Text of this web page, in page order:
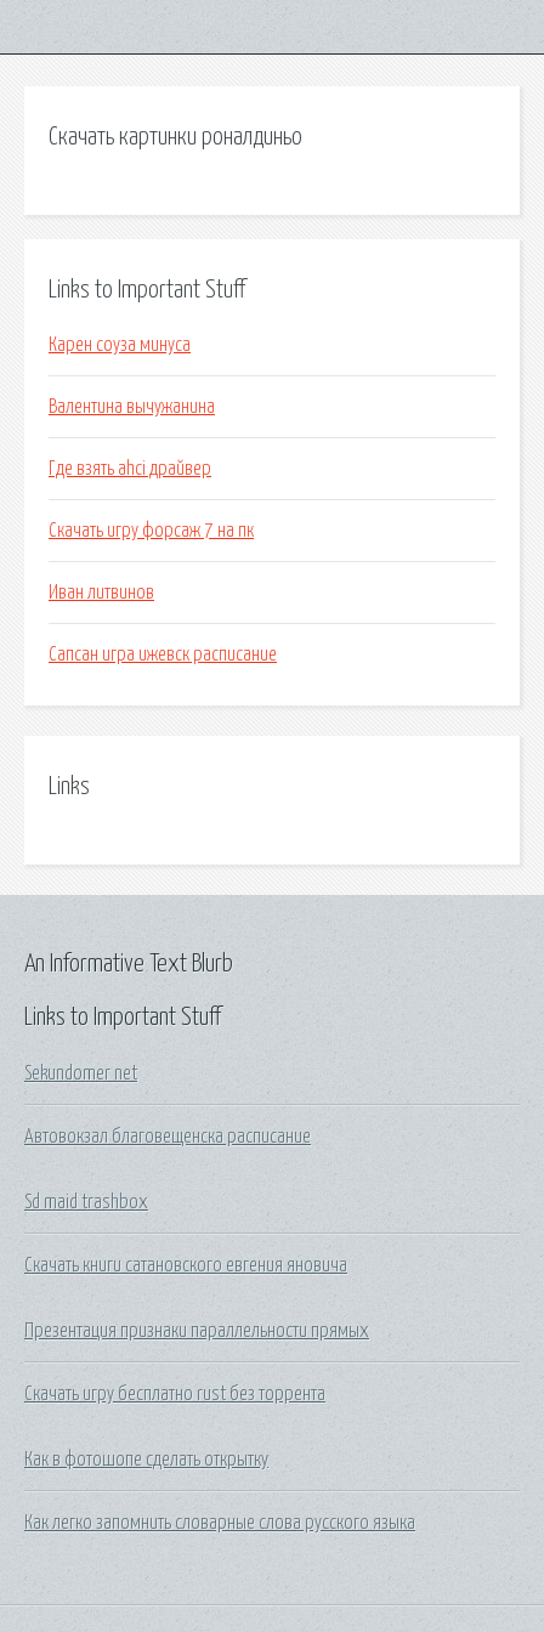
Скачать картинки роналдиньо
Links to Important Stuff
Карен соуза минуса
Валентина вычужанина
Где взять ahci драйвер
Скачать игру форсаж 7 на пк
Иван литвинов
Сапсан игра ижевск расписание
Links
Links to Important Stuff
Sekundomer net
Автовокзал благовещенска расписание
Sd maid trashbox
Скачать книги сатановского евгения яновича
Презентация признаки параллельности прямых
Скачать игру бесплатно rust без торрента
Как в фотошопе сделать открытку
Как легко запомнить словарные слова русского языка
An Informative Text Blurb